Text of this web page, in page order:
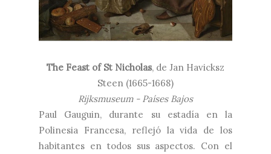
The Feast of St Nicholas, de Jan Havicksz
Steen (1665-1668)
Rijksmuseum - Países Bajos
Paul Gauguin, durante su estadía en la
Polinesia Francesa, reflejó la vida de los
habitantes en todos sus aspectos. Con el